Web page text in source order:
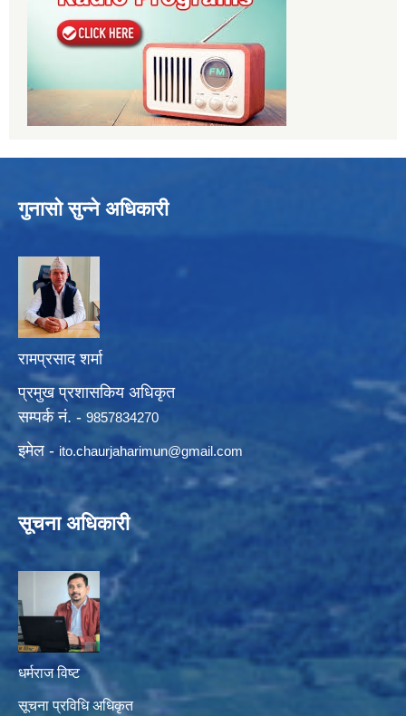
गुनासो सुन्ने अधिकारी
रामप्रसाद शर्मा
प्रमुख प्रशासकिय अधिकृत
सम्पर्क नं. - 9857834270
इमेल - ito.chaurjaharimun@gmail.com
सूचना अधिकारी
धर्मराज विष्ट
सूचना प्रविधि अधिकृत